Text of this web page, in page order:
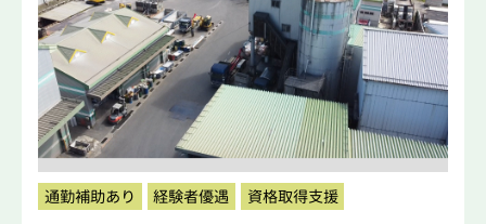
通勤補助あり 経験者優遇 資格取得支援